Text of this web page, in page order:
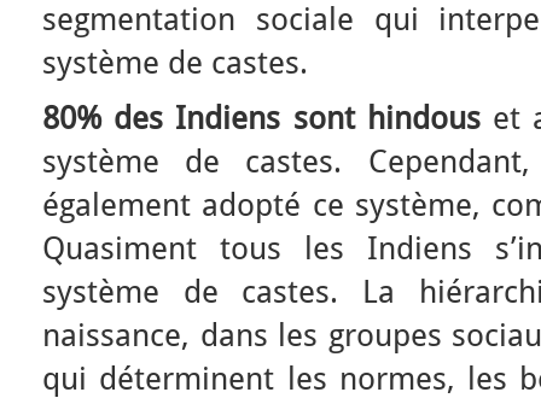
segmentation sociale qui
système de castes.
80% des Indiens sont hindouset
système de castes.
également adopté ce système,
Quasiment tous les Indiens
système de castes. La
naissance, dans les groupes
qui déterminent les normes, les